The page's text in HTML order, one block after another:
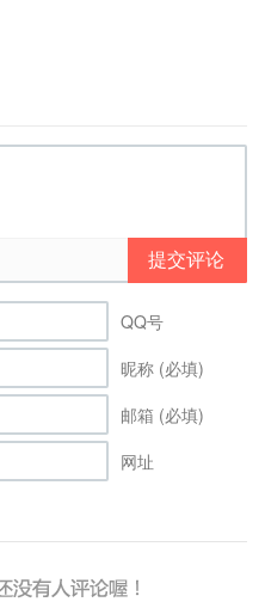
提交评论
QQ号
昵称 (必填)
邮箱 (必填)
网址